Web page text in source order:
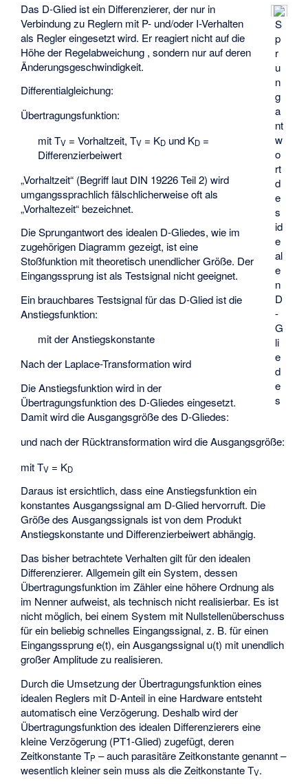
S
p
r
u
n
g
a
nt
w
o
rt
d
e
s
id
e
al
e
n
D
-
G
li
e
d
e
s
Das D-Glied ist ein Differenzierer, der nur in
Verbindung zu Reglern mit P- und/oder I-Verhalten
als Regler eingesetzt wird. Er reagiert nicht auf die
Höhe der Regelabweichung , sondern nur auf deren
Änderungsgeschwindigkeit.
Differentialgleichung:
Übertragungsfunktion:
mit TV= Vorhaltzeit, TV= KDund KD=
Differenzierbeiwert
„Vorhaltzeit“ (Begriff laut DIN 19226 Teil 2) wird
umgangssprachlich fälschlicherweise oft als
„Vorhaltezeit“ bezeichnet.
Die Sprungantwort des idealen D-Gliedes, wie im
zugehörigen Diagramm gezeigt, ist eine
Stoßfunktion mit theoretisch unendlicher Größe. Der
Eingangssprung ist als Testsignal nicht geeignet.
Ein brauchbares Testsignal für das D-Glied ist die
Anstiegsfunktion:
mit der Anstiegskonstante
Nach der Laplace-Transformation wird
Die Anstiegsfunktionwird in der
Übertragungsfunktion des D-Gliedes eingesetzt.
Damit wird die Ausgangsgröße des D-Gliedes:
und nach der Rücktransformation wird die Ausgangsgröße:
mit TV = KD
Daraus ist ersichtlich, dass eine Anstiegsfunktion ein
konstantes Ausgangssignal am D-Glied hervorruft. Die
Größe des Ausgangssignals ist von dem Produkt
Anstiegskonstante und Differenzierbeiwert abhängig.
Das bisher betrachtete Verhalten gilt für den idealen
Differenzierer. Allgemein gilt ein System, dessen
Übertragungsfunktion im Zähler eine höhere Ordnung als
im Nenner aufweist, als technisch nicht realisierbar. Es ist
nicht möglich, bei einem System mit Nullstellenüberschuss
für ein beliebig schnelles Eingangssignal, z. B. für einen
Eingangssprung e(t), ein Ausgangssignal u(t) mit unendlich
großer Amplitude zu realisieren.
Durch die Umsetzung der Übertragungsfunktion eines
idealen Reglers mit D-Anteil in eine Hardware entsteht
automatisch eine Verzögerung. Deshalb wird der
Übertragungsfunktion des idealen Differenzierers eine
kleine Verzögerung (PT1-Glied) zugefügt, deren
Zeitkonstante TP – auch parasitäre Zeitkonstante genannt –
wesentlich kleiner sein muss als die Zeitkonstante TV.